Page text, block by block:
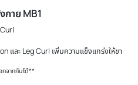
function Bench